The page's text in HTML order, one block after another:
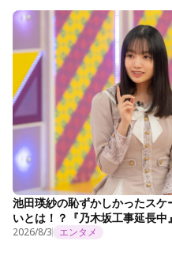
池田瑛紗の恥ずかしかったス
いとは！？『乃木坂工事延長
2026/8/3 エンタメ